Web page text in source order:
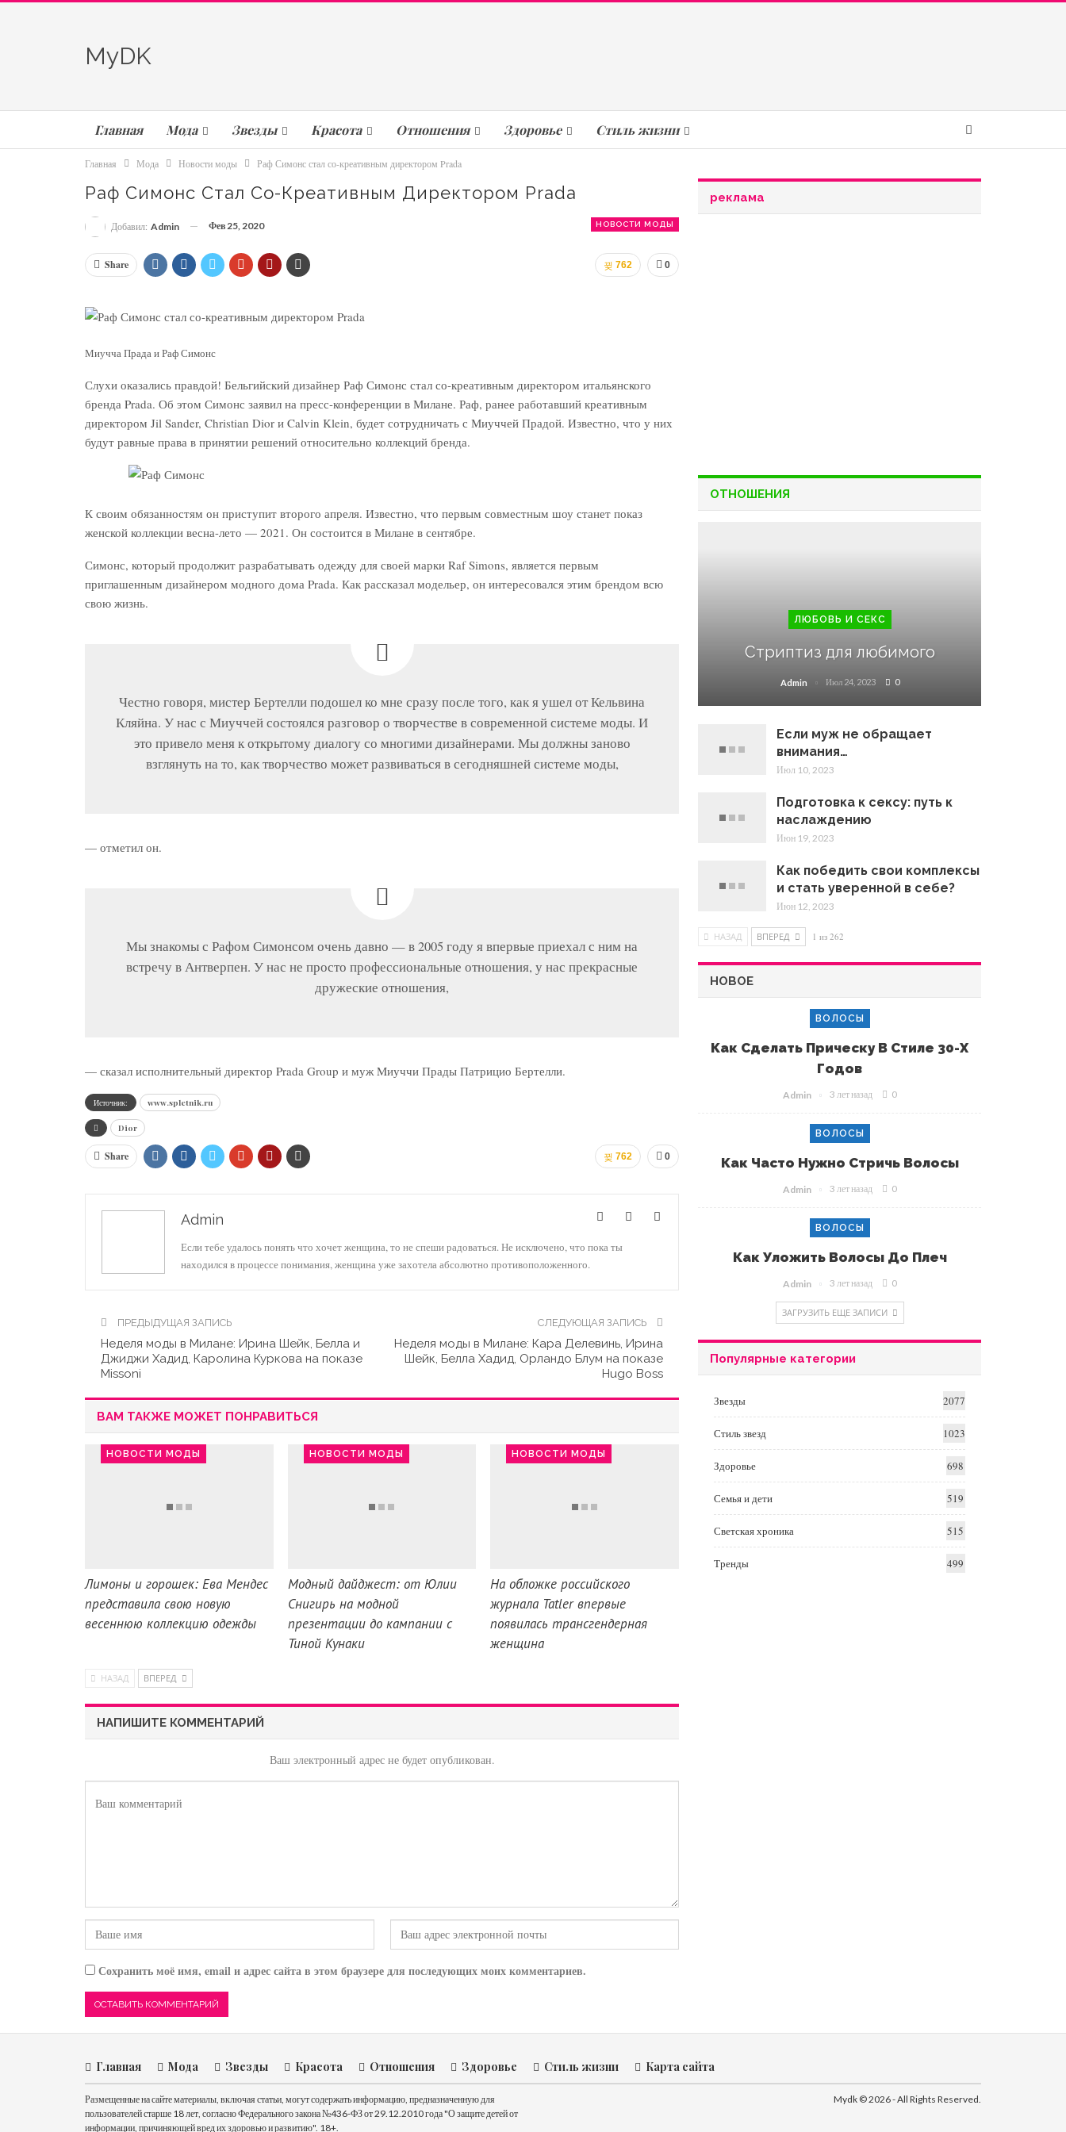
MyDK
Главная Мода Звезды Красота Отношения Здоровье Стиль жизни
Главная Мода Новости моды Раф Симонс стал со-креативным директором Prada
Раф Симонс Стал Со-Креативным Директором Prada
НОВОСТИ МОДЫ
Добавил: Admin Фев 25, 2020
0
762
Share
Миучча Прада и Раф Симонс
Слухи оказались правдой! Бельгийский дизайнер Раф Симонс стал со-креативным директором итальянского
бренда Prada. Об этом Симонс заявил на пресс-конференции в Милане. Раф, ранее работавший креативным
директором Jil Sander, Christian Dior и Calvin Klein, будет сотрудничать с Миуччей Прадой. Известно, что у них
будут равные права в принятии решений относительно коллекций бренда.
К своим обязанностям он приступит второго апреля. Известно, что первым совместным шоу станет показ
женской коллекции весна-лето — 2021. Он состоится в Милане в сентябре.
Симонс, который продолжит разрабатывать одежду для своей марки Raf Simons, является первым
приглашенным дизайнером модного дома Prada. Как рассказал модельер, он интересовался этим брендом всю
свою жизнь.
Честно говоря, мистер Бертелли подошел ко мне сразу после того, как я ушел от Кельвина
Кляйна. У нас с Миуччей состоялся разговор о творчестве в современной системе моды. И
это привело меня к открытому диалогу со многими дизайнерами. Мы должны заново
взглянуть на то, как творчество может развиваться в сегодняшней системе моды,
— отметил он.
Мы знакомы с Рафом Симонсом очень давно — в 2005 году я впервые приехал с ним на
встречу в Антверпен. У нас не просто профессиональные отношения, у нас прекрасные
дружеские отношения,
— сказал исполнительный директор Prada Group и муж Mиуччи Прады Патрицио Бертелли.
Источник: www.spletnik.ru
Dior
0
762
Share
Admin
Если тебе удалось понять что хочет женщина, то не спеши радоваться. Не исключено, что пока ты
находился в процессе понимания, женщина уже захотела абсолютно противоположенного.
ПРЕДЫДУЩАЯ ЗАПИСЬ
Неделя моды в Милане: Ирина Шейк, Белла и
Джиджи Хадид, Каролина Куркова на показе
Missoni
СЛЕДУЮЩАЯ ЗАПИСЬ
Неделя моды в Милане: Кара Делевинь, Ирина
Шейк, Белла Хадид, Орландо Блум на показе
Hugo Boss
ВАМ ТАКЖЕ МОЖЕТ ПОНРАВИТЬСЯ
НОВОСТИ МОДЫ
Лимоны и горошек: Ева Мендес
представила свою новую
весеннюю коллекцию одежды
НОВОСТИ МОДЫ
Модный дайджест: от Юлии
Снигирь на модной
презентации до кампании с
Тиной Кунаки
НОВОСТИ МОДЫ
На обложке российского
журнала Tatler впервые
появилась трансгендерная
женщина
НАЗАД ВПЕРЕД
НАПИШИТЕ КОММЕНТАРИЙ
Ваш электронный адрес не будет опубликован.
Сохранить моё имя, email и адрес сайта в этом браузере для последующих моих комментариев.
реклама
ОТНОШЕНИЯ
ЛЮБОВЬ И СЕКС
Стриптиз для любимого
Admin Июл 24, 2023 0
Если муж не обращает
внимания…
Июл 10, 2023
Подготовка к сексу: путь к
наслаждению
Июн 19, 2023
Как победить свои комплексы
и стать уверенной в себе?
Июн 12, 2023
НАЗАД ВПЕРЕД 1 из 262
НОВОЕ
ВОЛОСЫ
Как Сделать Прическу В Стиле 30-Х
Годов
Admin 3 лет назад 0
ВОЛОСЫ
Как Часто Нужно Стричь Волосы
Admin 3 лет назад 0
ВОЛОСЫ
Как Уложить Волосы До Плеч
Admin 3 лет назад 0
ЗАГРУЗИТЬ ЕЩЕ ЗАПИСИ
Популярные категории
Звезды 2077
Стиль звезд 1023
Здоровье 698
Семья и дети 519
Светская хроника 515
Тренды 499
Главная Мода Звезды Красота Отношения Здоровье Стиль жизни Карта сайта
Размещенные на сайте материалы, включая статьи, могут содержать информацию, предназначенную для
пользователей старше 18 лет, согласно Федерального закона №436-ФЗ от 29.12.2010 года "О защите детей от
информации, причиняющей вред их здоровью и развитию". 18+.
Mydk © 2026 - All Rights Reserved.